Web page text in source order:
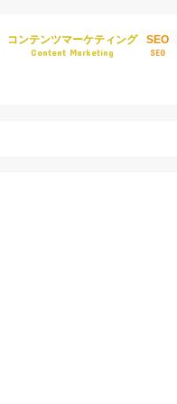
コンテンツマーケティング
Content Marketing
SEO
SEO